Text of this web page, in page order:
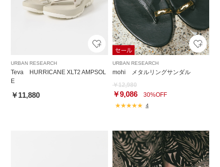
URBAN RESEARCH
Teva HURRICANE XLT2 AMPSOL
E
￥11,880
URBAN RESEARCH
mohi メタルリングサンダル
￥12,980
￥9,08630%OFF
4